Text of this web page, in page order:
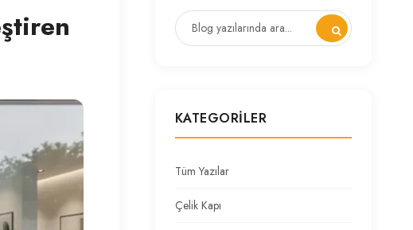
KATEGORILER
Tüm Yazılar
Çelik Kapı